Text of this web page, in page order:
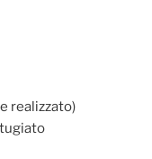
realizzato)